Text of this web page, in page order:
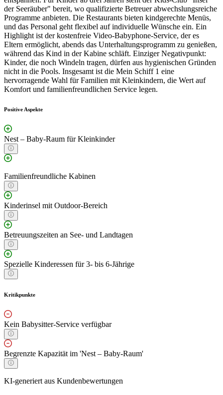
der Seeräuber" bereit, wo qualifizierte Betreuer abwechslungsreiche
Programme anbieten. Die Restaurants bieten kindgerechte Menüs,
und das Personal geht flexibel auf individuelle Wünsche ein. Ein
Highlight ist der kostenfreie Video-Babyphone-Service, der es
Eltern ermöglicht, abends das Unterhaltungsprogramm zu genießen,
während das Kind in der Kabine schläft. Einziger Negativpunkt:
Kinder, die noch Windeln tragen, dürfen aus hygienischen Gründen
nicht in die Pools. Insgesamt ist die Mein Schiff 1 eine
hervorragende Wahl für Familien mit Kleinkindern, die Wert auf
Komfort und familienfreundlichen Service legen.
Positive Aspekte
Nest – Baby-Raum für Kleinkinder
Familienfreundliche Kabinen
Kinderinsel mit Outdoor-Bereich
Betreuungszeiten an See- und Landtagen
Spezielle Kinderessen für 3- bis 6-Jährige
Kritikpunkte
Kein Babysitter-Service verfügbar
Begrenzte Kapazität im 'Nest – Baby-Raum'
KI-generiert aus Kundenbewertungen